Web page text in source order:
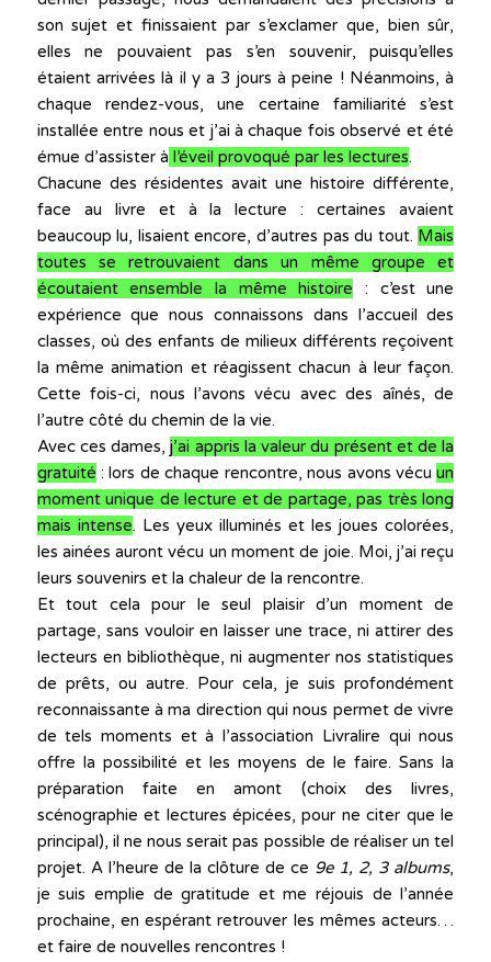
son sujet et finissaient par s’exclamer que, bien sûr,
elles ne pouvaient pas s’en souvenir, puisqu’elles
étaient arrivées là il y a 3 jours à peine ! Néanmoins, à
chaque rendez-vous, une certaine familiarité s’est
installée entre nous et j’ai à chaque fois observé et été
émue d’assister à l’éveil provoqué par les lectures.
Chacune des résidentes avait une histoire différente,
face au livre et à la lecture : certaines avaient
beaucoup lu, lisaient encore, d’autres pas du tout. Mais
toutes se retrouvaient dans un même groupe et
écoutaient ensemble la même histoire : c’est une
expérience que nous connaissons dans l’accueil des
classes, où des enfants de milieux différents reçoivent
la même animation et réagissent chacun à leur façon.
Cette fois-ci, nous l’avons vécu avec des aînés, de
l’autre côté du chemin de la vie.
Avec ces dames,j’ai appris la valeur du présent et de la
gratuité : lors de chaque rencontre, nous avons vécuun
moment unique de lecture et de partage, pas très long
mais intense. Les yeux illuminés et les joues colorées,
les ainées auront vécu un moment de joie. Moi, j’ai reçu
leurs souvenirs et la chaleur de la rencontre.
Et tout cela pour le seul plaisir d’un moment de
partage, sans vouloir en laisser une trace, ni attirer des
lecteurs en bibliothèque, ni augmenter nos statistiques
de prêts, ou autre. Pour cela, je suis profondément
reconnaissante à ma direction qui nous permet de vivre
de tels moments et à l’association Livralire qui nous
offre la possibilité et les moyens de le faire. Sans la
préparation faite en amont (choix des livres,
scénographie et lectures épicées, pour ne citer que le
principal), il ne nous serait pas possible de réaliser un tel
projet. A l’heure de la clôture de ce 9e 1, 2, 3 albums,
je suis emplie de gratitude et me réjouis de l’année
prochaine, en espérant retrouver les mêmes acteurs…
et faire de nouvelles rencontres !